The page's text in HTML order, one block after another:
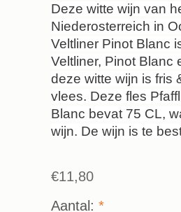
Deze witte wijn van
Niederosterreich in
Veltliner Pinot Blanc
Veltliner, Pinot Blanc
deze witte wijn is fris
vlees. Deze fles
Blanc bevat 75 CL,
wijn. De wijn is te
€11,80
Aantal: *